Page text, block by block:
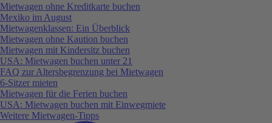
Mietwagen ohne Kreditkarte buchen
Mexiko im August
Mietwagenklassen: Ein Überblick
Mietwagen ohne Kaution buchen
Mietwagen mit Kindersitz buchen
USA: Mietwagen buchen unter 21
FAQ zur Altersbegrenzung bei Mietwagen
6-Sitzer mieten
Mietwagen für die Ferien buchen
USA: Mietwagen buchen mit Einwegmiete
Weitere Mietwagen-Tipps